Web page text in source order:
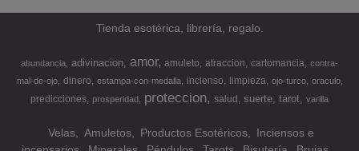
Tienda esotérica, librería, regalo.
abundancia adivinacion amor amuleto atraccion cartomancia
contra-
mal-de-ojo
dinero estampa-con-medalla incienso limpieza ojo-turco oraculo
predicciones prosperidad proteccion salud suerte tarot varilla
Velas Amuletos Productos Esotéricos
Inciensos e